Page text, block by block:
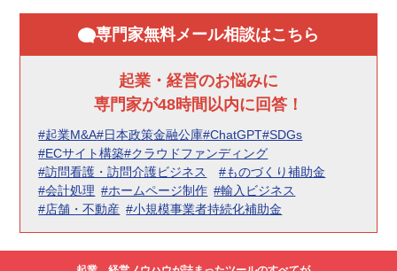
専門家無料メール相談はこちら
起業・経営のお悩みに
専門家が48時間以内に回答！
#起業M&A#日本政策金融公庫#ChatGPT#SDGs
#ECサイト構築#クラウドファンディング
#訪問看護・訪問介護ビジネス
#ものづくり補助金
#会計処理 #ホームページ制作 #輸入ビジネス
#店舗・不動産 #小規模事業者持続化補助金